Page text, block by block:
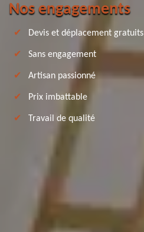
Nos engagements
Devis et déplacement gratuits
Sans engagement
Artisan passionné
Prix imbattable
Travail de qualité